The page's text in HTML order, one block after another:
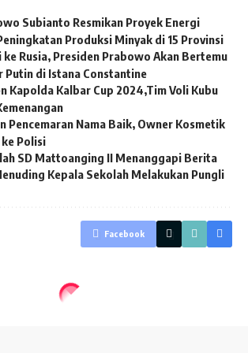
Subianto Resmikan Proyek Energi
Produksi Minyak di 15 Provinsi
ke Rusia, Presiden Prabowo Akan Bertemu
Putin di Istana Constantine
Kapolda Kalbar Cup 2024,Tim Voli Kubu
Pencemaran Nama Baik, Owner Kosmetik
Polisi
SD Mattoanging II Menanggapi Berita
Kepala Sekolah Melakukan Pungli
Facebook